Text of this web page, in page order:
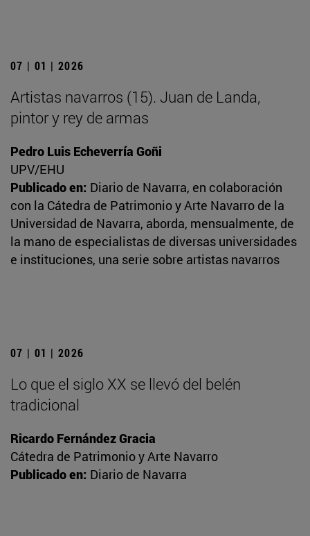
07 | 01 | 2026
Artistas navarros (15). Juan de Landa,
pintor y rey de armas
Pedro Luis Echeverría Goñi
UPV/EHU
Publicado en: Diario de Navarra, en colaboración
con la Cátedra de Patrimonio y Arte Navarro de la
Universidad de Navarra, aborda, mensualmente, de
la mano de especialistas de diversas universidades
e instituciones, una serie sobre artistas navarros
07 | 01 | 2026
Lo que el siglo XX se llevó del belén
tradicional
Ricardo Fernández Gracia
Cátedra de Patrimonio y Arte Navarro
Publicado en: Diario de Navarra